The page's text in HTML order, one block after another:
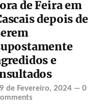
de Feira em
depois de
e
de Fevereiro, 2024 —0